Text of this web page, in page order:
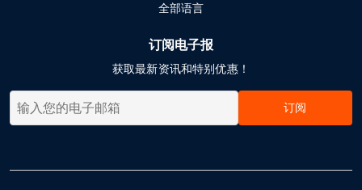
全部语言
订阅电子报
获取最新资讯和特别优惠！
订阅